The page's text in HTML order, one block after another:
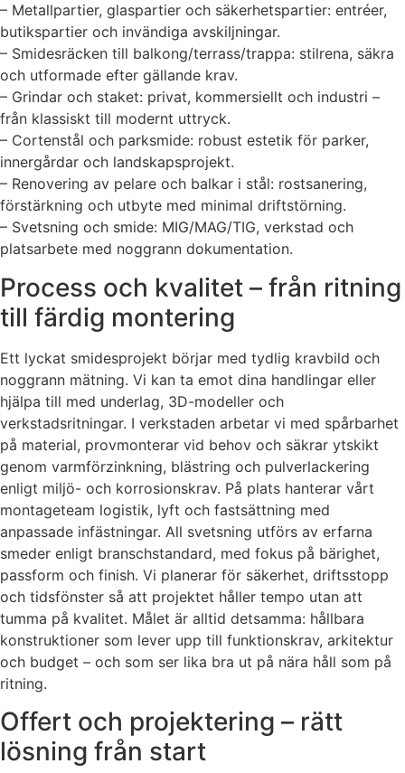
– Metallpartier, glaspartier och säkerhetspartier: entréer,
butikspartier och invändiga avskiljningar.
– Smidesräcken till balkong/terrass/trappa: stilrena, säkra
och utformade efter gällande krav.
– Grindar och staket: privat, kommersiellt och industri –
från klassiskt till modernt uttryck.
– Cortenstål och parksmide: robust estetik för parker,
innergårdar och landskapsprojekt.
– Renovering av pelare och balkar i stål: rostsanering,
förstärkning och utbyte med minimal driftstörning.
– Svetsning och smide: MIG/MAG/TIG, verkstad och
platsarbete med noggrann dokumentation.
Process och kvalitet – från ritning
till färdig montering
Ett lyckat smidesprojekt börjar med tydlig kravbild och
noggrann mätning. Vi kan ta emot dina handlingar eller
hjälpa till med underlag, 3D-modeller och
verkstadsritningar. I verkstaden arbetar vi med spårbarhet
på material, provmonterar vid behov och säkrar ytskikt
genom varmförzinkning, blästring och pulverlackering
enligt miljö- och korrosionskrav. På plats hanterar vårt
montageteam logistik, lyft och fastsättning med
anpassade infästningar. All svetsning utförs av erfarna
smeder enligt branschstandard, med fokus på bärighet,
passform och finish. Vi planerar för säkerhet, driftsstopp
och tidsfönster så att projektet håller tempo utan att
tumma på kvalitet. Målet är alltid detsamma: hållbara
konstruktioner som lever upp till funktionskrav, arkitektur
och budget – och som ser lika bra ut på nära håll som på
ritning.
Offert och projektering – rätt
lösning från start